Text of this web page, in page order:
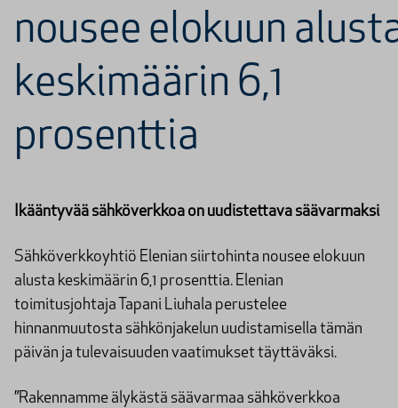
nousee elokuun
keskimäärin 6,1
prosenttia
Ikääntyvää sähköverkkoa on uudistettava säävarmaksi
Sähköverkkoyhtiö Elenian siirtohinta nousee elokuun
alusta keskimäärin 6,1 prosenttia. Elenian
toimitusjohtaja Tapani Liuhala perustelee
hinnanmuutosta sähkönjakelun uudistamisella tämän
päivän ja tulevaisuuden vaatimukset täyttäväksi.
”Rakennamme älykästä säävarmaa sähköverkkoa